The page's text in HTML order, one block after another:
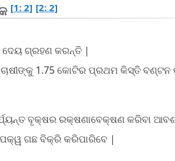
[1: 2] [2: 2]
ଦେୟ ଗ୍ରହଣ କରନ୍ତି |
1.75 କୋଟିର ପ୍ରଥମ କିସ୍ତି ବଣ୍ଟନ
ବୃକ୍ଷର ରକ୍ଷଣାବେକ୍ଷଣ କରିବା
ଗଛ ବିକ୍ରି କରିପାରିବେ |